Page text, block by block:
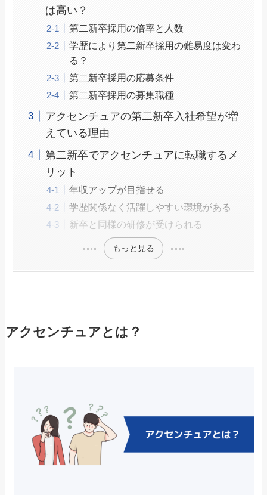
は高い？
第二新卒採用の倍率と人数
学歴により第二新卒採用の難易度は変わ
る？
第二新卒採用の応募条件
第二新卒採用の募集職種
アクセンチュアの第二新卒入社希望が増
えている理由
第二新卒でアクセンチュアに転職するメ
リット
年収アップが目指せる
学歴関係なく活躍しやすい環境がある
新卒と同様の研修が受けられる
もっと見る
アクセンチュアとは？